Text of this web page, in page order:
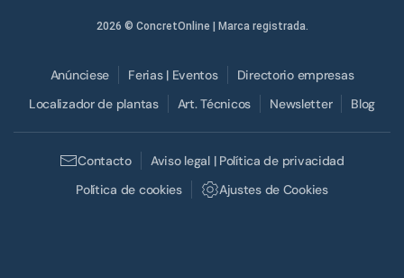
2026 © ConcretOnline | Marca registrada.
Anúnciese Ferias | Eventos
Directorio empresas
Localizador de plantas
Art. Técnicos Newsletter Blog
Contacto
Aviso legal | Política de privacidad
Política de cookies
Ajustes de Cookies